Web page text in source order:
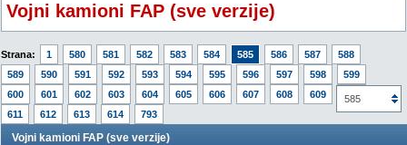
Vojni kamioni FAP (sve verzije)
Strana: 1 580 581 582 583 584 585 586 587
588
589
590 591 592 593 594 595 596 597 598
599
600
601 602 603 604 605 606 607 608 609
610
611
612 613 614 793
585
Vojni kamioni FAP (sve verzije)